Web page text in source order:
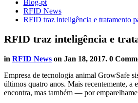
Blog-pt
RFID News
RFID traz inteligência e tratamento
RFID traz inteligência e
in RFID News on Jan 18, 2017. 0
Empresa de tecnologia animal GrowSafe
últimos quatro anos. Mais recentemente, a
encontra, mas também — por